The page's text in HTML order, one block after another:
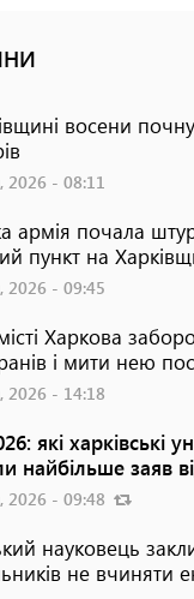
восени
2026 - 08:11
армія почала
пункт на
2026 - 09:45
Харкова
і мити нею
2026 - 14:18
які харківські
найбільше заяв
2026 - 09:48
науковець
не вчиняти